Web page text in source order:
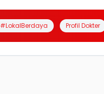
#LokalBerdaya Profil Dokter